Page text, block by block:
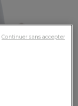
Continuer sans accepter